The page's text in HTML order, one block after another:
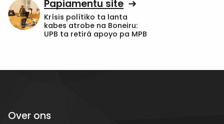
Papiamentu site
Krísis polítiko ta lanta
kabes atrobe na Boneiru:
UPB ta retirá apoyo pa MPB
Over ons